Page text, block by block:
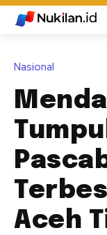
Nasional
Aceh